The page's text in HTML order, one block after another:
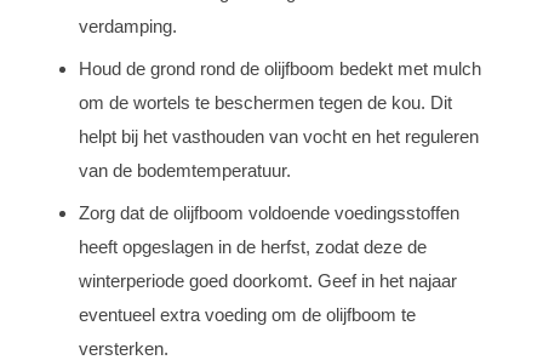
verdamping.
Houd de grond rond de olijfboom bedekt met mulch
om de wortels te beschermen tegen de kou. Dit
helpt bij het vasthouden van vocht en het reguleren
van de bodemtemperatuur.
Zorg dat de olijfboom voldoende voedingsstoffen
heeft opgeslagen in de herfst, zodat deze de
winterperiode goed doorkomt. Geef in het najaar
eventueel extra voeding om de olijfboom te
versterken.